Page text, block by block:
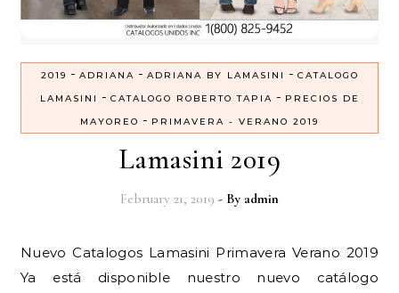
2019 - ADRIANA - ADRIANA BY LAMASINI - CATALOGO
LAMASINI
- CATALOGO ROBERTO TAPIA - PRECIOS DE
MAYOREO - PRIMAVERA - VERANO 2019
Lamasini 2019
February 21, 2019 - By admin
Nuevo Catalogos Lamasini Primavera Verano 2019
Ya está disponible nuestro nuevo catálogo